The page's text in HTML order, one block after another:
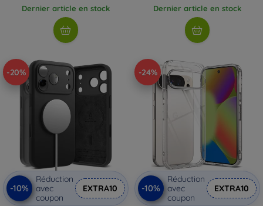
Dernier article en stock Dernier article en stock
-20%
-10%
Réduction
avec
coupon
EXTRA10
-24%
-10%
Réduction
avec
coupon
EXTRA10